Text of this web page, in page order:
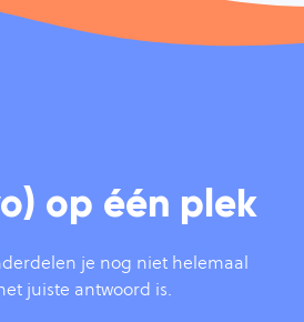
op één plek
je nog niet helemaal
juiste antwoord is.